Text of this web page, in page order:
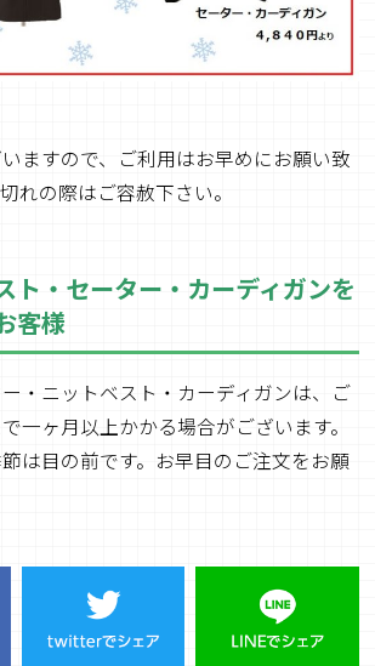
ますので、ご利用はお早めにお願い致
れの際はご容赦下さい。
ト・セーター・カーディガンを
客様
・ニットベスト・カーディガンは、ご
一ヶ月以上かかる場合がございます。
は目の前です。お早目のご注文をお願